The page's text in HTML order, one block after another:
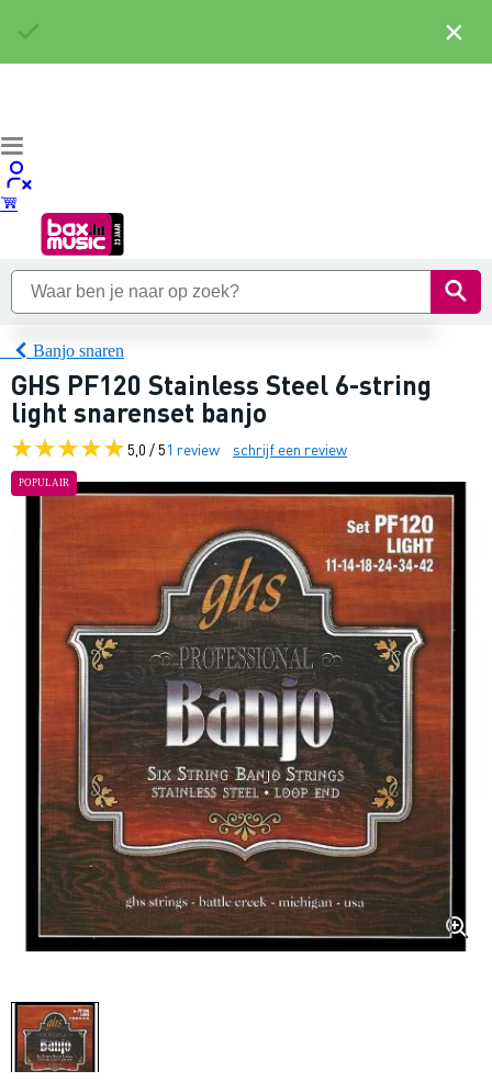
Banjo snaren
GHS PF120 Stainless Steel 6-string
light snarenset banjo
5,0 / 51 review schrijf een review
POPULAIR
×